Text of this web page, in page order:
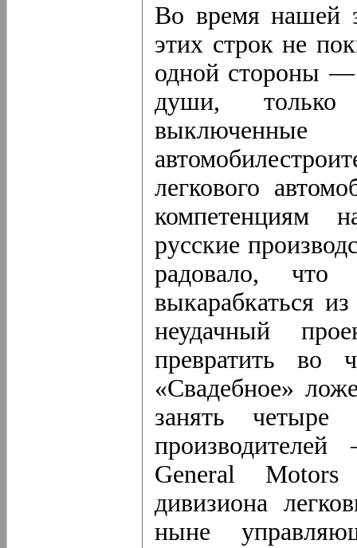
Во время нашей
этих строк не
одной стороны —
души, только
легкового
компетенциям
русские
радовало,
выкарабкаться
неудачный
превратить во
«Свадебное»
занять четыре
General
дивизиона
ныне